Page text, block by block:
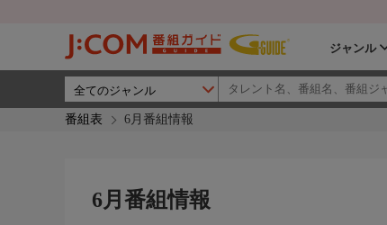
ジャンル
番組表 6月番組情報
6月番組情報